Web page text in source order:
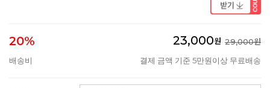
20% 23,000원 29,000원
배송비
결제 금액 기준 5만원이상 무료배송